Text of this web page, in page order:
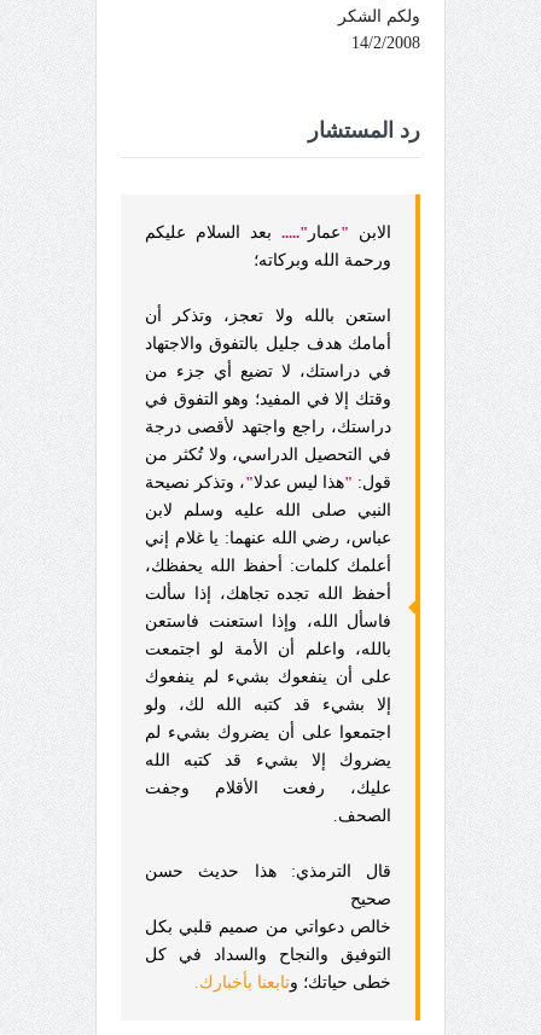
ولكم الشكر
14/2/2008
رد المستشار
الابن "عمار "..... بعد السلام عليكم
ورحمة الله وبركاته؛
استعن بالله ولا تعجز، وتذكر أن
أمامك هدف جليل بالتفوق والاجتهاد
في دراستك، لا تضيع أي جزء من
وقتك إلا في المفيد؛ وهو التفوق في
دراستك، راجع واجتهد لأقصى درجة
في التحصيل الدراسي، ولا تُكثر من
قول: "هذا ليس عدلا"، وتذكر نصيحة
النبي صلى الله عليه وسلم لابن
عباس، رضي الله عنهما: يا غلام إني
أعلمك كلمات: أحفظ الله يحفظك،
أحفظ الله تجده تجاهك، إذا سألت
فاسأل الله، وإذا استعنت فاستعن
بالله، واعلم أن الأمة لو اجتمعت
على أن ينفعوك بشيء لم ينفعوك
إلا بشيء قد كتبه الله لك، ولو
اجتمعوا على أن يضروك بشيء لم
يضروك إلا بشيء قد كتبه الله
عليك، رفعت الأقلام وجفت
الصحف.
قال الترمذي: هذا حديث حسن
صحيح
خالص دعواتي من صميم قلبي بكل
التوفيق والنجاح والسداد في كل
خطى حياتك؛ وتابعنا بأخبارك